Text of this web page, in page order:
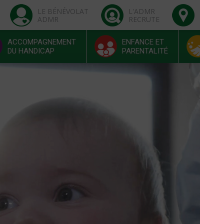
LE BÉNÉVOLAT
ADMR
L'ADMR
RECRUTE
ACCOMPAGNEMENT
DU HANDICAP
ENFANCE ET
PARENTALITÉ